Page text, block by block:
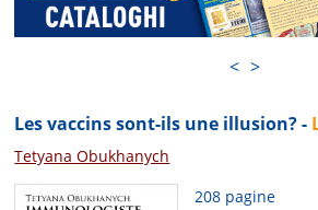
< >
Les vaccins sont-ils une illusion? -
Tetyana Obukhanych
208 pagine